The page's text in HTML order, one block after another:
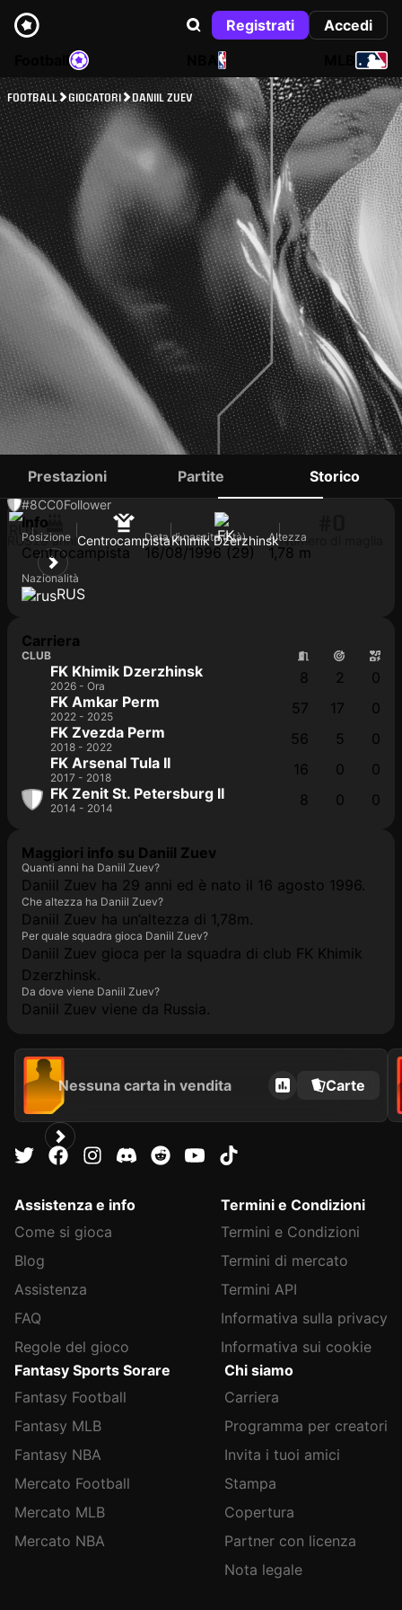
Registrati
Accedi
NBA
FOOTBALL GIOCATORI DANIIL ZUEV
DANIIL ZUEV
#8CC0Follower
RUS29 anni CentrocampistaKhimik DzerzhinskNumero di maglia
Prestazioni Partite Storico
Info
Posizione
Centrocampista
Data di nascita (Età)
16/08/1996 (29)
Altezza
1,78 m
Nazionalità
RUS
Carriera
CLUB
FK Khimik Dzerzhinsk
2026 - Ora 8 2
0
FK Amkar Perm
2022 - 2025 57 17
0
FK Zvezda Perm
2018 - 2022 56 5
0
FK Arsenal Tula II
2017 - 2018 16 0
0
FK Zenit St. Petersburg II
2014 - 2014 8 0 0
Maggiori info su Daniil Zuev
Quanti anni ha Daniil Zuev?
Daniil Zuev ha 29 anni ed è nato il 16 agosto 1996.
Che altezza ha Daniil Zuev?
Daniil Zuev ha un’altezza di 1,78m.
Per quale squadra gioca Daniil Zuev?
Daniil Zuev gioca per la squadra di club FK Khimik
Dzerzhinsk.
Da dove viene Daniil Zuev?
Daniil Zuev viene da Russia.
Nessuna carta in vendita Carte
Assistenza e info
Come si gioca
Blog
Assistenza
FAQ
Regole del gioco
Termini e Condizioni
Termini e Condizioni
Termini di mercato
Termini API
Informativa sulla privacy
Informativa sui cookie
Fantasy Sports Sorare
Fantasy Football
Fantasy MLB
Fantasy NBA
Mercato Football
Mercato MLB
Mercato NBA
Chi siamo
Carriera
Programma per creatori
Invita i tuoi amici
Stampa
Copertura
Partner con licenza
Nota legale